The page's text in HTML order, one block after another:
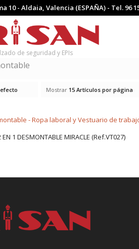
10 - Aldaia, Valencia (ESPAÑA) - Tel. 96
de seguridad y EPIs
Mostrar 15 Artículos por página
1 DESMONTABLE MIRACLE (Ref.VT027)